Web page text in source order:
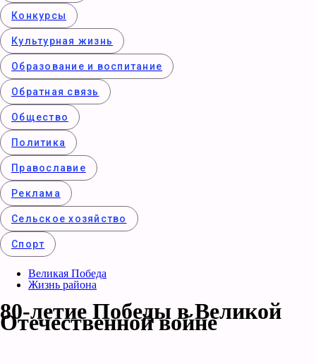
Конкурcы
Культурная жизнь
Образование и воспитание
Обратная связь
Общество
Политика
Православие
Реклама
Сельское хозяйство
Спорт
Великая Победа
Жизнь района
80-летие Победы в Великой
Отечественной войне